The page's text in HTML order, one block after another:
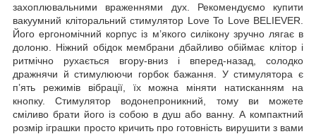
захоплювальними враженнями дух. Рекомендуємо купити
вакуумний кліторальний стимулятор Love To Love BELIEVER.
Його ергономічний корпус із м’якого силікону зручно лягає в
долоню. Ніжний обідок мембрани дбайливо обіймає клітор і
ритмічно рухається вгору-вниз і вперед-назад, солодко
дражнячи й стимулюючи горбок бажання. У стимулятора є
п’ять режимів вібрації, їх можна міняти натисканням на
кнопку. Стимулятор водонепроникний, тому ви можете
сміливо брати його із собою в душ або ванну. А компактний
розмір іграшки просто кричить про готовність вирушити з вами